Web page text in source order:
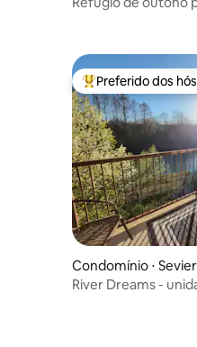
Entre os melhores
Preferido dos
Condomínio ⋅
River Dreams -